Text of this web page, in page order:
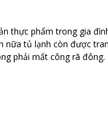
thực phẩm trong gia
tủ lạnh còn được
phải mất công rã đông.